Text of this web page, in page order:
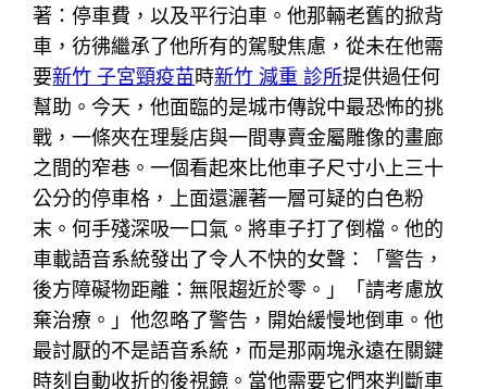
著：停車費，以及平行泊車。他那輛老舊的掀背
車，彷彿繼承了他所有的駕駛焦慮，從未在他需
要新竹 子宮頸疫苗時新竹 減重 診所提供過任何
幫助。今天，他面臨的是城市傳說中最恐怖的挑
戰，一條夾在理髮店與一間專賣金屬雕像的畫廊
之間的窄巷。一個看起來比他車子尺寸小上三十
公分的停車格，上面還灑著一層可疑的白色粉
末。何手殘深吸一口氣。將車子打了倒檔。他的
車載語音系統發出了令人不快的女聲：「警告，
後方障礙物距離：無限趨近於零。」「請考慮放
棄治療。」他忽略了警告，開始緩慢地倒車。他
最討厭的不是語音系統，而是那兩塊永遠在關鍵
時刻自動收折的後視鏡。當他需要它們來判斷車